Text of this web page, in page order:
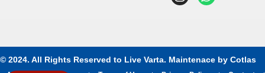
© 2024. All Rights Reserved to Live Varta. Maintenace by Cotlas